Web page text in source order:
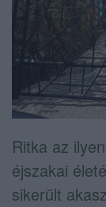
Ritka az
éjszakai
sikerült